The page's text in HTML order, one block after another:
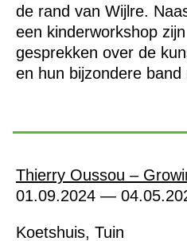
de rand van Wijlre.
een kinderworkshop
gesprekken over de
en hun bijzondere band
Thierry Oussou –
01.09.2024 —
Koetshuis, Tuin